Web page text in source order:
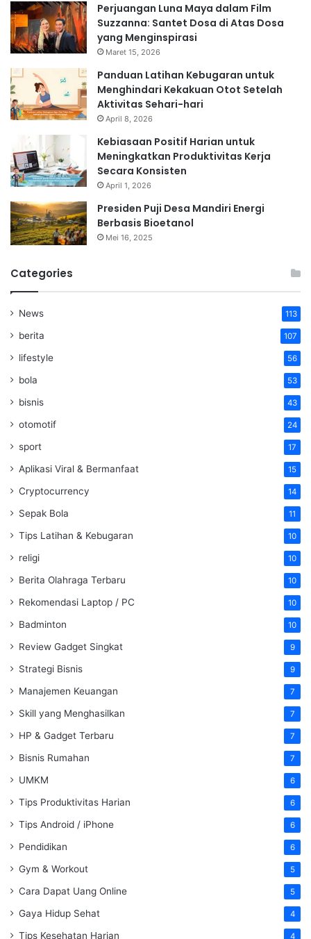
Perjuangan Luna Maya dalam Film
Suzzanna: Santet Dosa di Atas Dosa
yang Menginspirasi
Maret 15, 2026
Panduan Latihan Kebugaran untuk
Menghindari Kekakuan Otot Setelah
Aktivitas Sehari-hari
April 8, 2026
Kebiasaan Positif Harian untuk
Meningkatkan Produktivitas Kerja
Secara Konsisten
April 1, 2026
Presiden Puji Desa Mandiri Energi
Berbasis Bioetanol
Mei 16, 2025
Categories
News 113
berita 107
lifestyle 56
bola 53
bisnis 43
otomotif 24
sport 17
Aplikasi Viral & Bermanfaat 15
Cryptocurrency 14
Sepak Bola 11
Tips Latihan & Kebugaran 10
religi 10
Berita Olahraga Terbaru 10
Rekomendasi Laptop / PC 10
Badminton 10
Review Gadget Singkat 9
Strategi Bisnis 9
Manajemen Keuangan 7
Skill yang Menghasilkan 7
HP & Gadget Terbaru 7
Bisnis Rumahan 7
UMKM 6
Tips Produktivitas Harian 6
Tips Android / iPhone 6
Pendidikan 6
Gym & Workout 5
Cara Dapat Uang Online 5
Gaya Hidup Sehat 4
Tips Kesehatan Harian 4